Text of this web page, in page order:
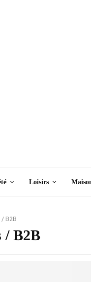
Loisirs
B2B
/ B2B